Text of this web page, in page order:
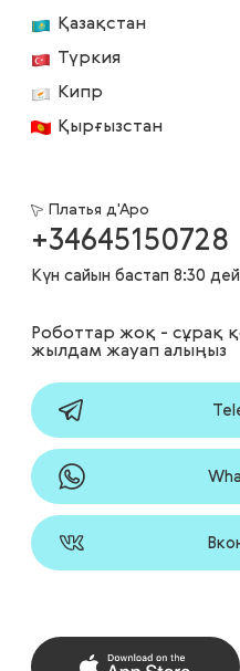
Роботтар жоқ - сұрақ
жылдам жауап алыңыз
Платья д'Аро
+34645150728
Күн сайын бастап 8:30
Қазақстан
Түркия
Кипр
Қырғызстан